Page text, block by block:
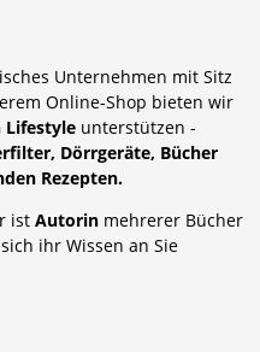
Unternehmen mit Sitz
Online-Shop bieten wir
Lifestyle unterstützen -
Dörrgeräte, Bücher
Rezepten.
ist Autorin mehrerer Bücher
ihr Wissen an Sie